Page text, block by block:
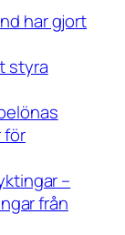
har gjort
styra
för
–
från